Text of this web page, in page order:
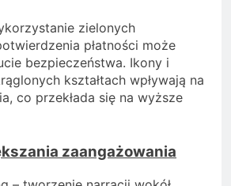
zielonych
płatności może
bezpieczeństwa. Ikony i
kształtach wpływają na
co przekłada się na wyższe
zaangażowania